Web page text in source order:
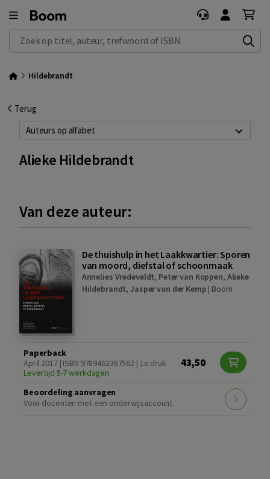
Zoek op titel, auteur, trefwoord of ISBN
Hildebrandt
Terug
Auteurs op alfabet
Alieke Hildebrandt
Van deze auteur:
De thuishulp in het Laakkwartier: Sporen
van moord, diefstal of schoonmaak
Annelies Vredeveldt, Peter van Koppen, Alieke
Hildebrandt,Jasper van der Kemp | Boom
Paperback
April 2017 | ISBN 9789462367562 | 1e druk
Levertijd 5-7 werkdagen
43,50
Beoordeling aanvragen
Voor docenten met een onderwijsaccount